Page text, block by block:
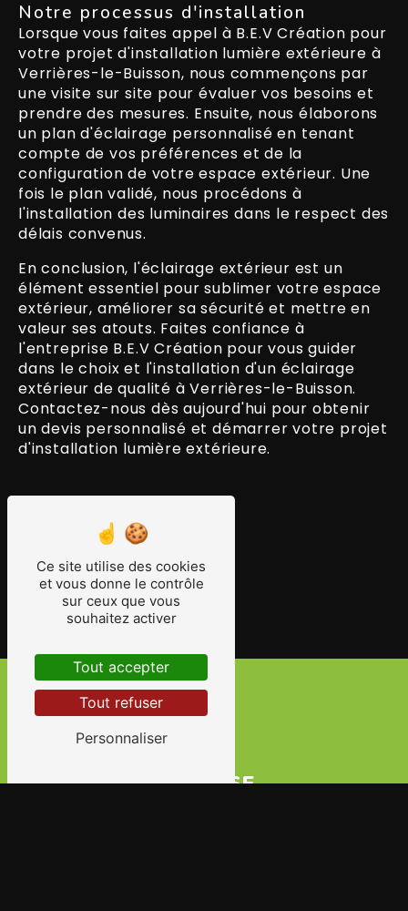
Notre processus d'installation
Lorsque vous faites appel à B.E.V Création pour
votre projet d'installation lumière extérieure à
Verrières-le-Buisson, nous commençons par
une visite sur site pour évaluer vos besoins et
prendre des mesures. Ensuite, nous élaborons
un plan d'éclairage personnalisé en tenant
compte de vos préférences et de la
configuration de votre espace extérieur. Une
fois le plan validé, nous procédons à
l'installation des luminaires dans le respect des
délais convenus.
En conclusion, l'éclairage extérieur est un
élément essentiel pour sublimer votre espace
extérieur, améliorer sa sécurité et mettre en
valeur ses atouts. Faites confiance à
l'entreprise B.E.V Création pour vous guider
dans le choix et l'installation d'un éclairage
extérieur de qualité à Verrières-le-Buisson.
Contactez-nous dès aujourd'hui pour obtenir
un devis personnalisé et démarrer votre projet
d'installation lumière extérieure.
En savoir plus
Contactez-nous
ADRESSE
Ce site utilise des cookies
et vous donne le contrôle
sur ceux que vous
souhaitez activer
Tout accepter
Tout refuser
Personnaliser